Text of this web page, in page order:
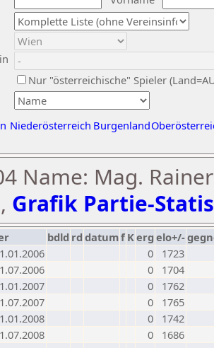
Nur "österreichische" Spieler
Niederösterreich Burgenland
Name: Mag.
, Grafik Partie-
bdld rd datumf Kerg elo+/-
0
1723
0
1704
0
1762
0
1765
0
1742
0
1686